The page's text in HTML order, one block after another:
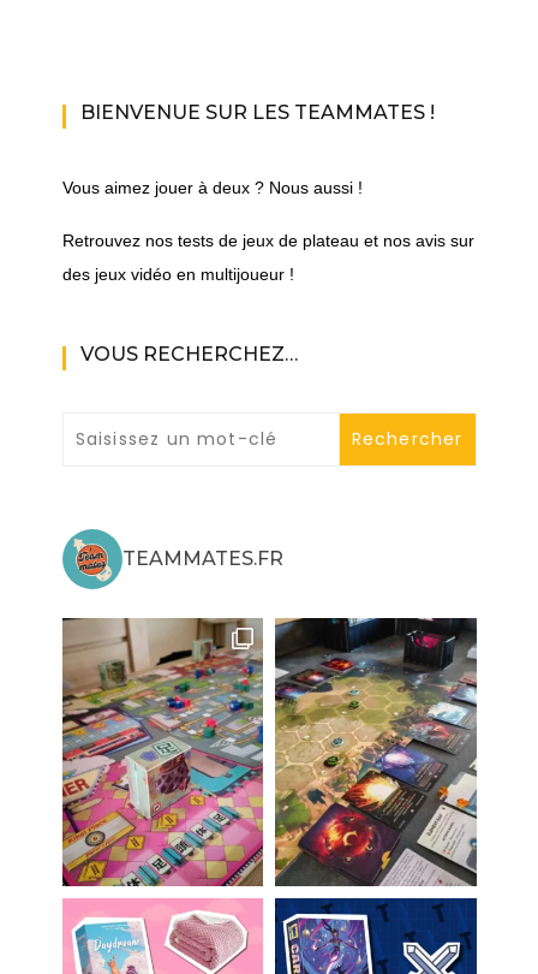
BIENVENUE SUR LES TEAMMATES !
Vous aimez jouer à deux ? Nous aussi !
Retrouvez nos tests de jeux de plateau et nos avis sur
des jeux vidéo en multijoueur !
VOUS RECHERCHEZ…
TEAMMATES.FR